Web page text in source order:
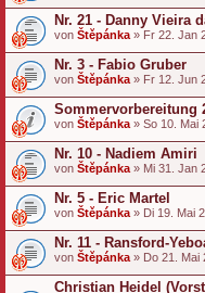
Nr. 21 - Danny Vieira
von Štěpánka » Fr 22. Jan
Nr. 3 - Fabio Gruber
von Štěpánka » Fr 12. Jun
Sommervorbereitung
von Štěpánka » So 10. Mai
Nr. 10 - Nadiem Amiri
von Štěpánka » Mi 31. Jan
Nr. 5 - Eric Martel
von Štěpánka » Di 19. Mai
Nr. 11 - Ransford-
von Štěpánka » Do 21. Mai
Christian Heidel